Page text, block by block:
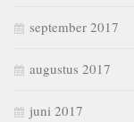
september 2017
augustus 2017
juni 2017